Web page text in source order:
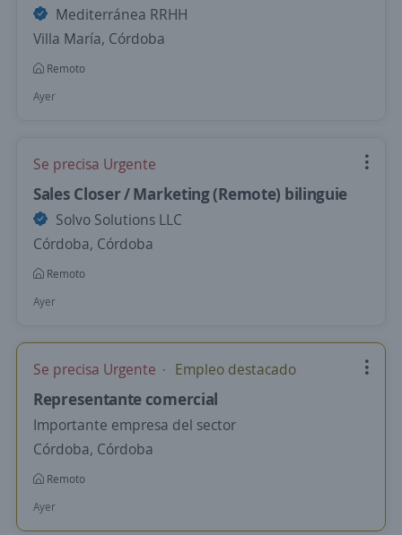
Mediterránea RRHH
Villa María, Córdoba
Remoto
Ayer
Se precisa Urgente
Sales Closer / Marketing (Remote) bilinguie
Solvo Solutions LLC
Córdoba, Córdoba
Remoto
Ayer
Se precisa Urgente Empleo destacado
Representante comercial
Importante empresa del sector
Córdoba, Córdoba
Remoto
Ayer